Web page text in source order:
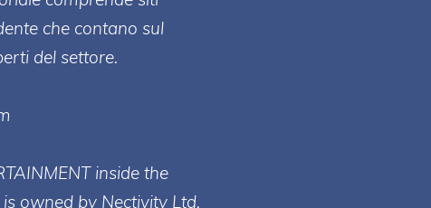
che contano sul
del settore.
inside the
owned by Nectivity Ltd.